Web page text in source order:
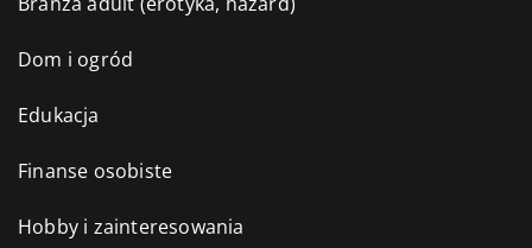
Dom i ogród
Edukacja
Finanse osobiste
Hobby i zainteresowania